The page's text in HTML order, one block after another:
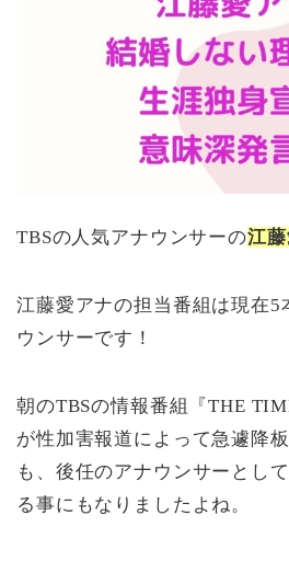
TBSの人気アナウンサーの江藤
江藤愛アナの担当番組は現在5
ウンサーです！
朝のTBSの情報番組『THE
が性加害報道によって急遽降
も、後任のアナウンサーとし
る事にもなりましたよね。